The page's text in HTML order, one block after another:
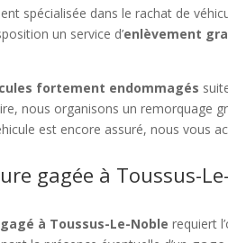
spécialisée dans le rachat de
un service d’enlèvement
fortement endommagés
nous organisons un remorquage
est encore assuré, nous vous
gagée à Toussus-
à Toussus-Le-Noble requiert